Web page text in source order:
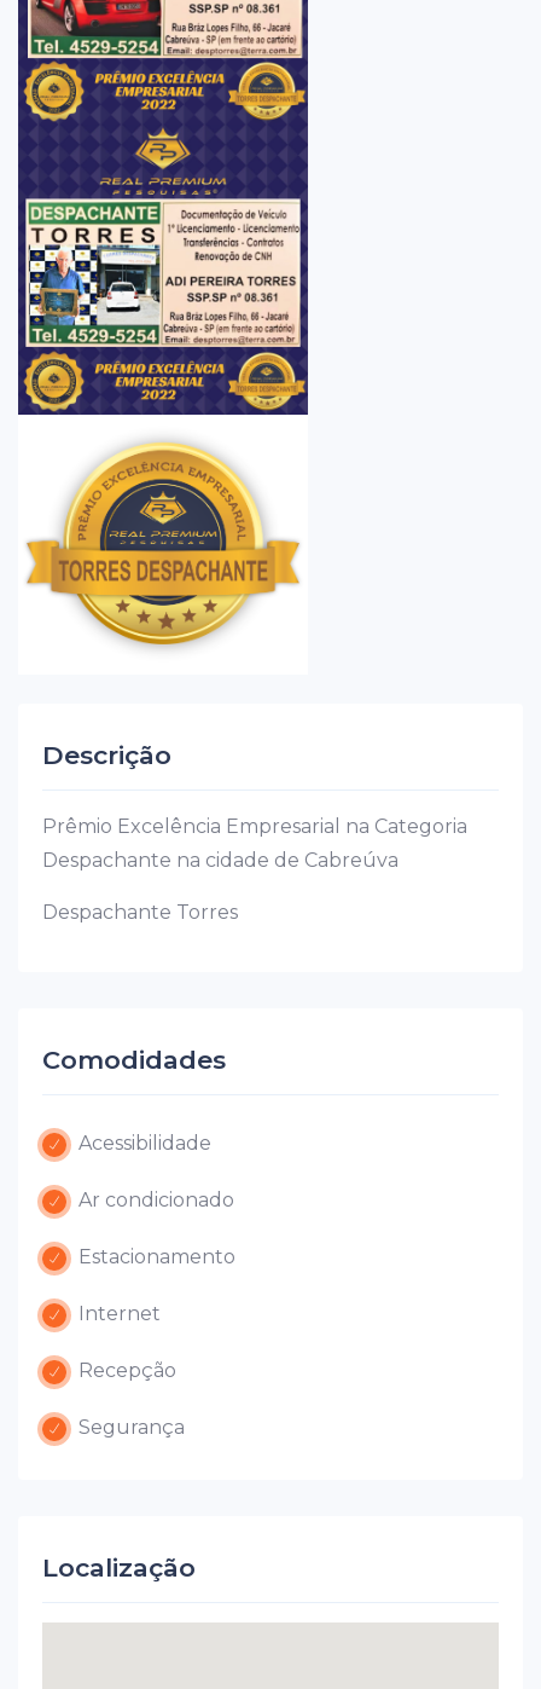
Descrição
Prêmio Excelência Empresarial na Categoria
Despachante na cidade de Cabreúva
Despachante Torres
Comodidades
Acessibilidade
Ar condicionado
Estacionamento
Internet
Recepção
Segurança
Localização